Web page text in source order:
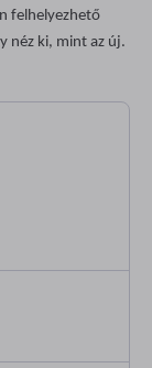
felhelyezhető
néz ki, mint az új.